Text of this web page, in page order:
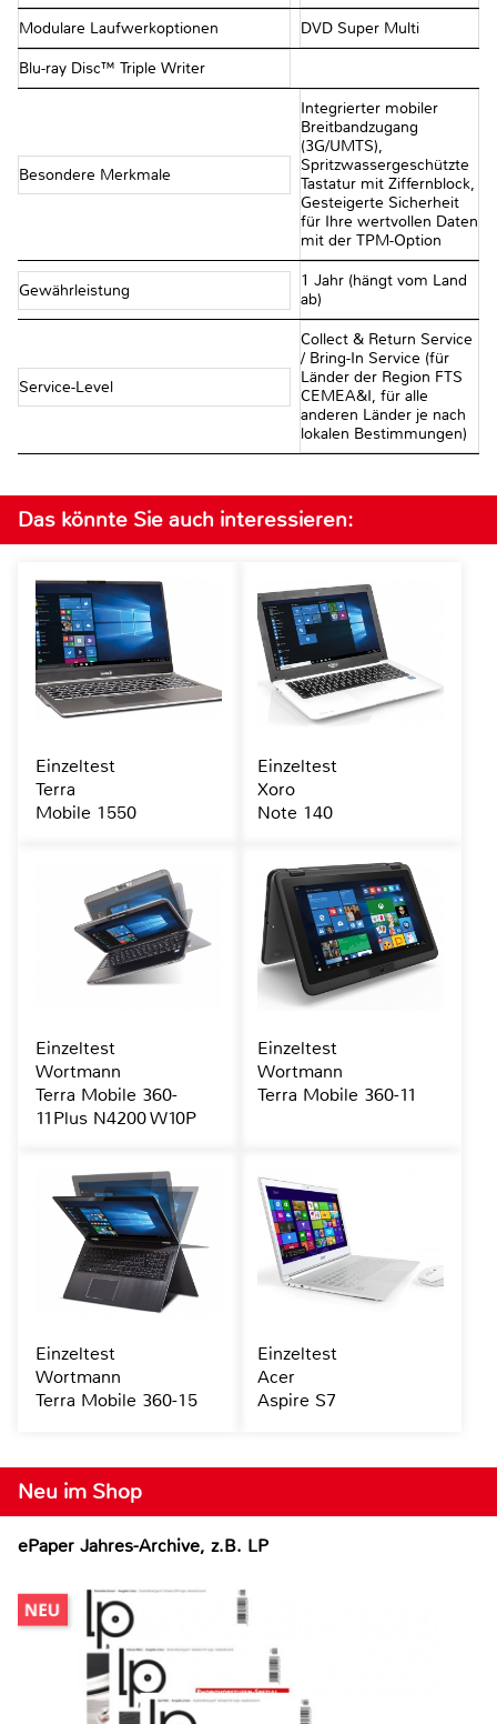
Modulare Laufwerkoptionen DVD Super Multi
Blu-ray Disc™ Triple Writer
Besondere Merkmale
Integrierter mobiler
Breitbandzugang
(3G/UMTS),
Spritzwassergeschützte
Tastatur mit Ziffernblock,
Gesteigerte Sicherheit
für Ihre wertvollen Daten
mit der TPM-Option
Gewährleistung
1 Jahr (hängt vom Land
ab)
Service-Level
Collect & Return Service
/ Bring-In Service (für
Länder der Region FTS
CEMEA&I, für alle
anderen Länder je nach
lokalen Bestimmungen)
Neu im Shop
ePaper Jahres-Archive, z.B. LP
Das könnte Sie auch interessieren:
Einzeltest
Terra
Mobile 1550
Einzeltest
Xoro
Note 140
Einzeltest
Wortmann
Terra Mobile 360-
11Plus N4200 W10P
Einzeltest
Wortmann
Terra Mobile 360-11
Einzeltest
Wortmann
Terra Mobile 360-15
Einzeltest
Acer
Aspire S7